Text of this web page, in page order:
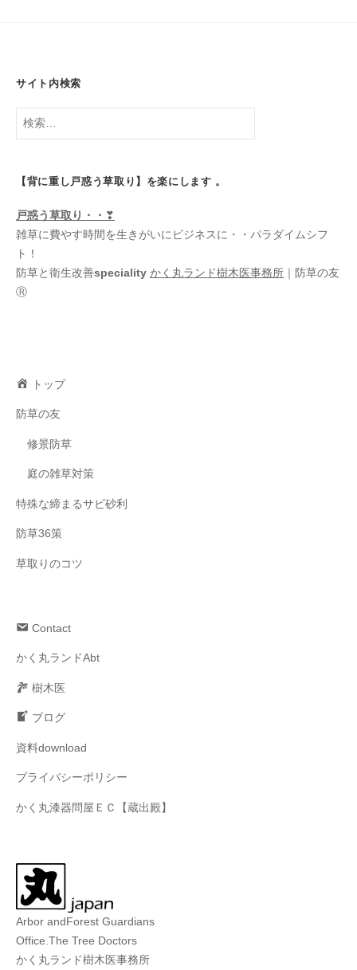
サイト内検索
検
【背に重し戸惑う草取り】を楽にします 。
戸惑う 草取り・・ ❣
雑草に費やす時間を生きがいにビジネスに・・パラダイムシフ
ト！
防草と衛生改善speciality かく丸ランド樹木医事務所 ｜防草の友
Ⓡ
トップ
防草の友
修景防草
庭の雑草対策
特殊な締まるサビ砂利
防草36策
草取りのコツ
Contact
かく丸ランドAbt
樹木医
ブログ
資料download
プライバシーポリシー
かく丸漆器問屋ＥＣ【蔵出殿】
Arbor andForest Guardians
Office.The Tree Doctors
かく丸ランド樹木医事務所